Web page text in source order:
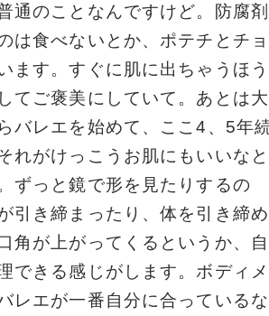
通のことなんですけど。防腐剤
は食べないとか、ポテチとチョ
ます。すぐに肌に出ちゃうほう
てご褒美にしていて。あとは大
バレエを始めて、ここ4、5年
れがけっこうお肌にもいいなと
ずっと鏡で形を見たりするの
引き締まったり、体を引き締め
角が上がってくるというか、自
できる感じがします。ボディメ
レエが一番自分に合っているな